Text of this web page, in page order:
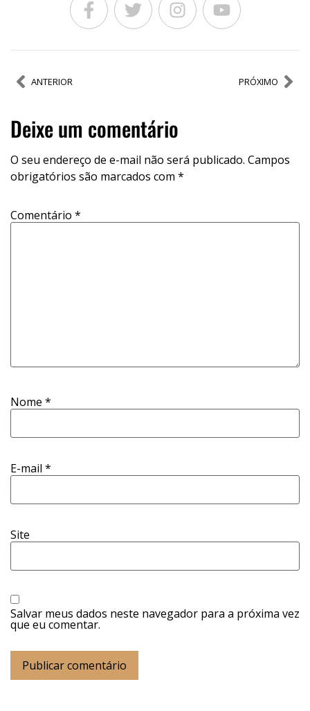
ANTERIOR PRÓXIMO
Deixe um comentário
O seu endereço de e-mail não será publicado. Campos
obrigatórios são marcados com *
Comentário *
Nome *
E-mail *
Site
Salvar meus dados neste navegador para a próxima vez
que eu comentar.